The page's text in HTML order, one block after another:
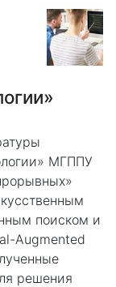
МГППУ
поиском и
Augmented
решения